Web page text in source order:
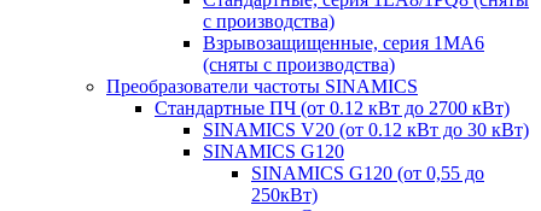
с производства)
Взрывозащищенные, серия 1MA6
(сняты с производства)
Преобразователи частоты SINAMICS
Стандартные ПЧ (от 0.12 кВт до 2700 кВт)
SINAMICS V20 (от 0.12 кВт до 30 кВт)
SINAMICS G120
SINAMICS G120 (от 0,55 до
250кВт)